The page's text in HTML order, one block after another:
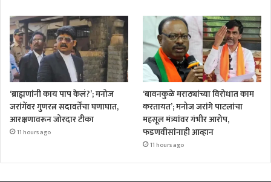
‘ब्राह्मणांनी काय पाप केलं?’; मनोज
जरांगेंवर गुणरत्न सदावर्तेंचा घणाघात,
आरक्षणावरून जोरदार टीका
11 hours ago
‘बावनकुळे मराठ्यांच्या विरोधात काम
करतायत’; मनोज जरांगे पाटलांचा
महसूल मंत्र्यांवर गंभीर आरोप,
फडणवीसांनाही आव्हान
11 hours ago